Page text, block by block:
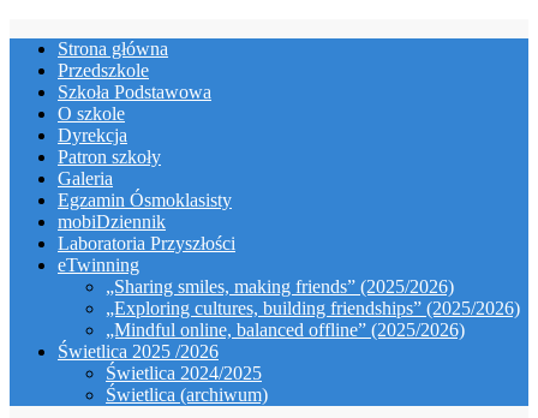
content
Strona główna
Przedszkole
Szkoła Podstawowa
O szkole
Dyrekcja
Patron szkoły
Galeria
Egzamin Ósmoklasisty
mobiDziennik
Laboratoria Przyszłości
eTwinning
„Sharing smiles, making friends” (2025/2026)
„Exploring cultures, building friendships” (2025/2026)
„Mindful online, balanced offline” (2025/2026)
Świetlica 2025 /2026
Świetlica 2024/2025
Świetlica (archiwum)